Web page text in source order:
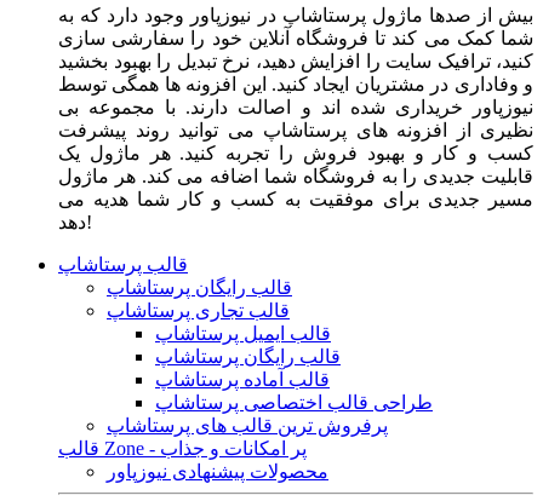
بیش از صدها ماژول پرستاشاپ در نیوزپاور وجود دارد که به
شما کمک می کند تا فروشگاه آنلاین خود را سفارشی سازی
کنید، ترافیک سایت را افزایش دهید، نرخ تبدیل را بهبود بخشید
و وفاداری در مشتریان ایجاد کنید. این افزونه ها همگی توسط
نیوزپاور خریداری شده اند و اصالت دارند. با مجموعه بی
نظیری از افزونه های پرستاشاپ می توانید روند پیشرفت
کسب و کار و بهبود فروش را تجربه کنید. هر ماژول یک
قابلیت جدیدی را به فروشگاه شما اضافه می کند. هر ماژول
مسیر جدیدی برای موفقیت به کسب و کار شما هدیه می
دهد!
قالب پرستاشاپ
قالب رایگان پرستاشاپ
قالب تجاری پرستاشاپ
قالب ایمیل پرستاشاپ
قالب رایگان پرستاشاپ
قالب آماده پرستاشاپ
طراحی قالب اختصاصی پرستاشاپ
پرفروش ترین قالب های پرستاشاپ
قالب Zone - پر امکانات و جذاب
محصولات پیشنهادی نیوزپاور